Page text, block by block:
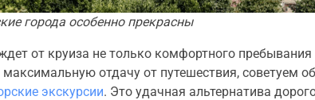
города особенно прекрасны
от круиза не только комфортного пребывания
максимальную отдачу от путешествия, советуем
экскурсии. Это удачная альтернатива